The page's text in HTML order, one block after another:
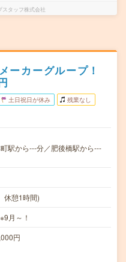
タッフ株式会社
ーカーグループ！
土日祝日が休み 残業なし
駅から---分／肥後橋駅から---
憩1時間)
月～！
円